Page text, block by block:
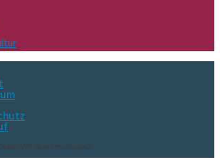
Bunsenstrasse2